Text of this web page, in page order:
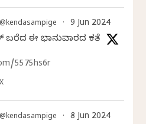
@kendasampige · 9 Jun 2024
ಈ ಭಾನುವಾರದ ಕತೆ
5575hs6r
X
@kendasampige · 8 Jun 2024